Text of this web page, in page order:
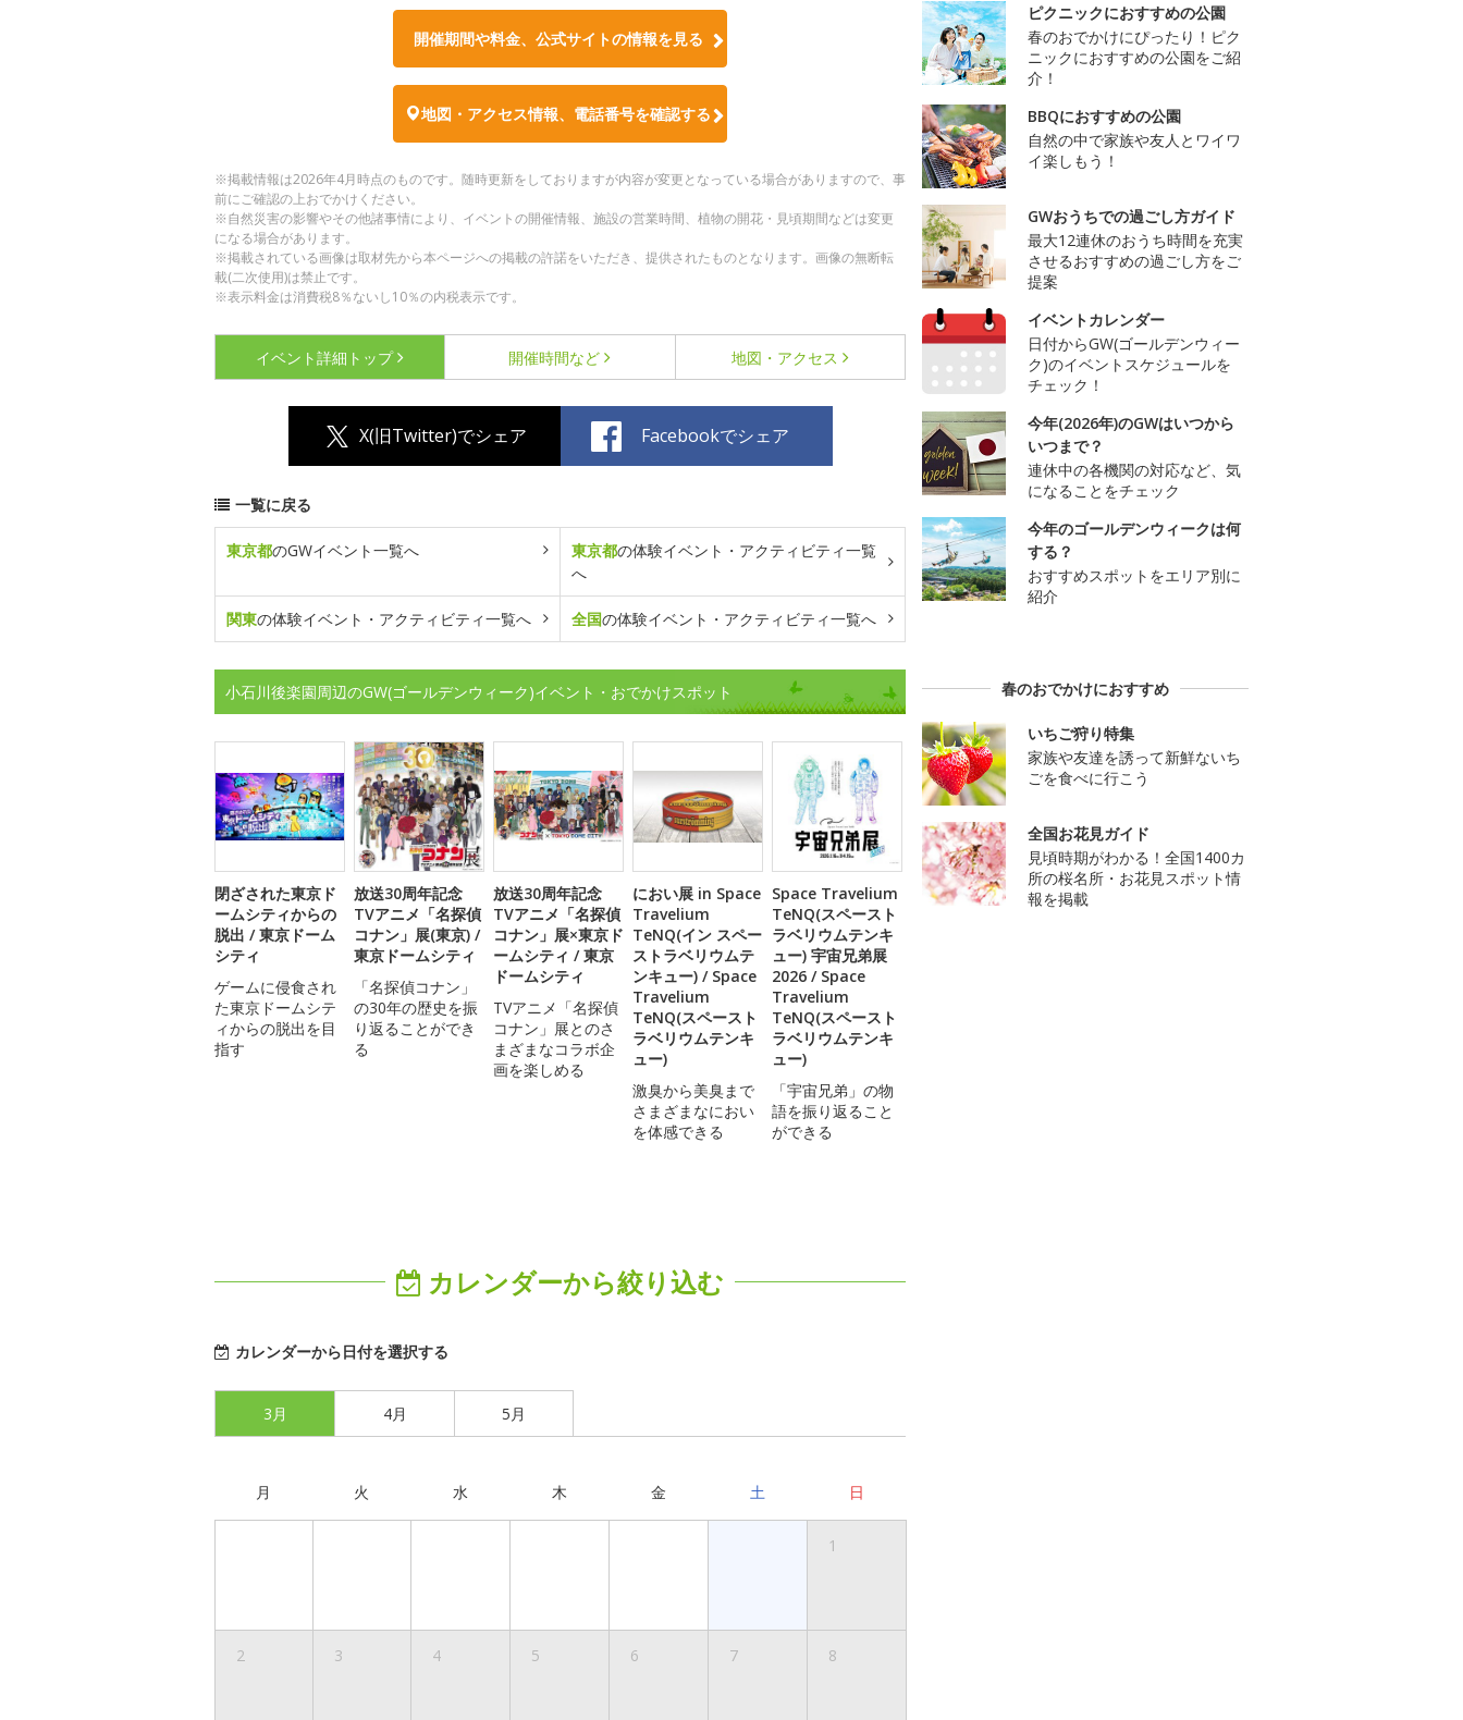
開催期間や料金、公式サイトの情報を見る
地図・アクセス情報、電話番号を確認する
※掲載情報は2026年4月時点のものです。随時更新をしておりますが内容が変更となっている場合がありますので、事
前にご確認の上おでかけください。
※自然災害の影響やその他諸事情により、イベントの開催情報、施設の営業時間、植物の開花・見頃期間などは変更
になる場合があります。
※掲載されている画像は取材先から本ページへの掲載の許諾をいただき、提供されたものとなります。画像の無断転
載(二次使用)は禁止です。
※表示料金は消費税8％ないし10％の内税表示です。
イベント詳細 トップ 開催時間など 地図・アクセス
X(旧Twitter)でシェア Facebookでシェア
一覧に戻る
東京都のGWイベント一覧へ 東京都の体験イベント・アクティビティ一覧
へ
関東の体験イベント・アクティビティ一覧へ 全国の体験イベント・アクティビティ一覧へ
小石川後楽園周辺のGW(ゴールデンウィーク)イベント・おでかけスポット
閉ざされた東京ド
ームシティからの
脱出 / 東京ドーム
シティ
ゲームに侵食され
た東京ドームシテ
ィからの脱出を目
指す
放送30周年記念
TVアニメ「名探偵
コナン」展(東京) /
東京ドームシティ
「名探偵コナン」
の30年の歴史を振
り返ることができ
る
放送30周年記念
TVアニメ「名探偵
コナン」展×東京ド
ームシティ / 東京
ドームシティ
TVアニメ「名探偵
コナン」展とのさ
まざまなコラボ企
画を楽しめる
におい展 in Space
Travelium
TeNQ(イン スペー
ストラベリウムテ
ンキュー) / Space
Travelium
TeNQ(スペースト
ラベリウムテンキ
ュー)
激臭から美臭まで
さまざまなにおい
を体感できる
Space Travelium
TeNQ(スペースト
ラベリウムテンキ
ュー) 宇宙兄弟展
2026 / Space
Travelium
TeNQ(スペースト
ラベリウムテンキ
ュー)
「宇宙兄弟」の物
語を振り返ること
ができる
カレンダーから絞り込む
カレンダーから日付を選択する
3月 4月 5月
月 火 水 木 金 土 日
1
2 3 4 5 6 7 8
ピクニックにおすすめの公園
春のおでかけにぴったり！ピク
ニックにおすすめの公園をご紹
介！
BBQにおすすめの公園
自然の中で家族や友人とワイワ
イ楽しもう！
GWおうちでの過ごし方ガイド
最大12連休のおうち時間を充実
させるおすすめの過ごし方をご
提案
イベントカレンダー
日付からGW(ゴールデンウィー
ク)のイベントスケジュールを
チェック！
今年(2026年)のGWはいつから
いつまで？
連休中の各機関の対応など、気
になることをチェック
今年のゴールデンウィークは何
する？
おすすめスポットをエリア別に
紹介
春のおでかけにおすすめ
いちご狩り特集
家族や友達を誘って新鮮ないち
ごを食べに行こう
全国お花見ガイド
見頃時期がわかる！全国1400カ
所の桜名所・お花見スポット情
報を掲載